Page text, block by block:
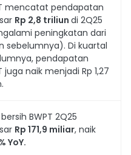
mencatat pendapatan
Rp 2,8 triliun di 2Q25
peningkatan dari
sebelumnya). Di kuartal
pendapatan
juga naik menjadi Rp 1,27
BWPT 2Q25
Rp 171,9 miliar, naik
YoY.